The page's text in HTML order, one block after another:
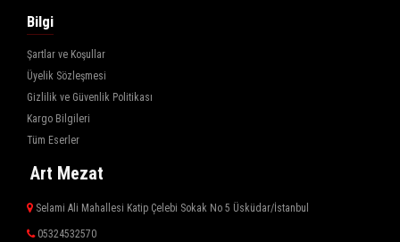
Bilgi
Şartlar ve Koşullar
Üyelik Sözleşmesi
Gizlilik ve Güvenlik Politikası
Kargo Bilgileri
Tüm Eserler
Art Mezat
Selami Ali Mahallesi Katip Çelebi Sokak No 5 Üsküdar/İstanbul
05324532570